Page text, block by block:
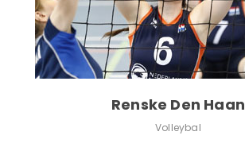
Renske Den Haan
Volleybal